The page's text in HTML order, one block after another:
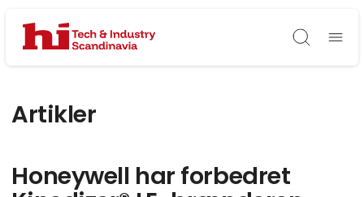
Søg
Artikler
Honeywell har forbedret